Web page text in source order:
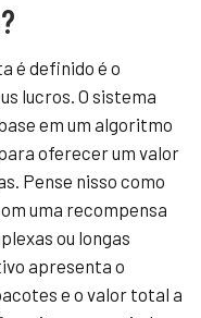
é definido é o
lucros. O sistema
em um algoritmo
oferecer um valor
Pense nisso como
uma recompensa
ou longas
apresenta o
e o valor total a